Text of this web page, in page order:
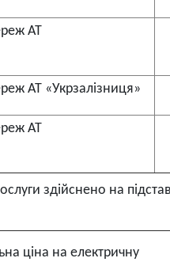
АТ
АТ «Укрзалізниця»
АТ
здійснено на
ціна на електричну